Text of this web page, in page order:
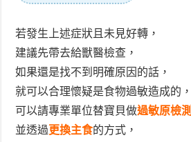
若發生上述症狀且未見好轉，
建議先帶去給獸醫檢查，
如果還是找不到明確原因的話，
就可以合理懷疑是食物過敏造成的，
可以請專業單位替寶貝做過敏原檢測
並透過更換主食的方式，